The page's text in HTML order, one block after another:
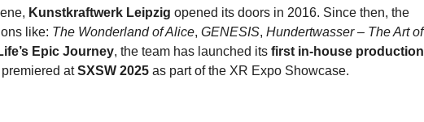
Kunstkraftwerk Leipzig opened its doors in 2016. Since then, the
like: The Wonderland of Alice, GENESIS, Hundertwasser – The Art of
Epic Journey, the team has launched its first in-house production
atSXSW 2025 as part of the XR Expo Showcase.